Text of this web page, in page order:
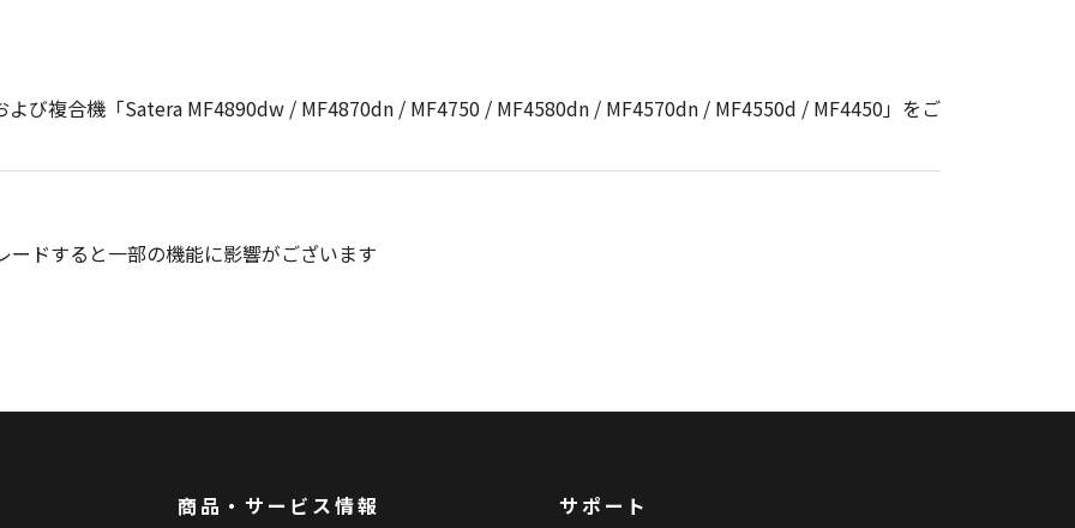
び複合機「Satera MF4890dw / MF4870dn / MF4750 / MF4580dn / MF4570dn / MF4550d / MF4450」をご
ドすると一部の機能に影響がございます
商品・サービス情報 サポート